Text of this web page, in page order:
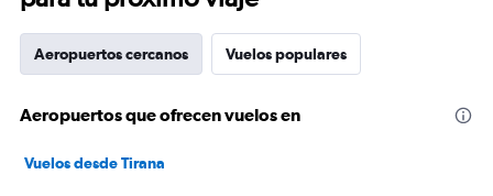
Aeropuertos cercanos Vuelos populares
Aeropuertos que ofrecen vuelos en
Vuelos desde Tirana